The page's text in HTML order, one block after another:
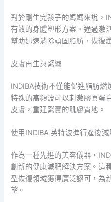
對於剛生完孩子的媽媽來說，
有效的身體塑形方案。通過激
幫助迅速消除頑固脂肪，恢復
皮膚再生與緊緻
INDIBA技術不僅能促進脂肪燃
特殊的高頻波可以刺激膠原蛋
皮膚，重建緊實的肌膚質地。
使用INDIBA 英特波進行產後減
作為一種先進的美容儀器，
創新的健康減肥解決方案。這
型恢復領域獲得廣泛認可，為
望。